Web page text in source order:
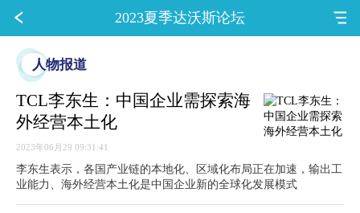
2023夏季达沃斯论坛
人物报道
TCL李东生：中国企业需探索海
外经营本土化
2023年06月29 09:31:41
李东生表示，各国产业链的本地化、区域化布局正在加速，输出工
业能力、海外经营本土化是中国企业新的全球化发展模式